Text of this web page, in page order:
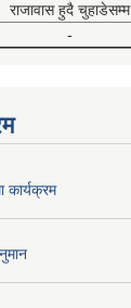
राजावास हुदै चुहाडेसम्म
-